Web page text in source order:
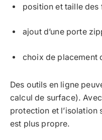
position et taille des
ajout d’une porte
choix de placement
Des outils en ligne
calcul de surface).
protection et l’isolation
est plus propre.